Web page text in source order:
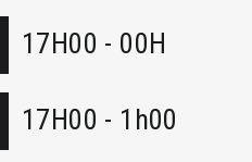
17H00 - 00H
17H00 - 1h00